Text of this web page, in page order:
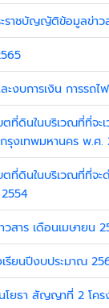
ราชบัญญัติข้อมูลข่าว
งบการเงิน การรถ
ตที่ดินในบริเวณที่ที่จ
รุงเทพมหานคร พ.ศ.
ตที่ดินในบริเวณที่ที่จ
สาร เดือนเมษายน
รียนปีงบประมาณ
ยธา สัญญาที่ 2 โค